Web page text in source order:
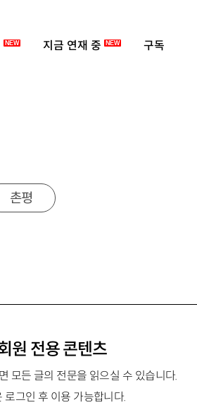
NEW 지금 연재 중 NEW 구독
원 전용 콘텐츠
모든 글의 전문을 읽으실 수 있습니다.
로그인 후 이용 가능합니다.
촌평
인간-자연의 ‘얽힘’까지